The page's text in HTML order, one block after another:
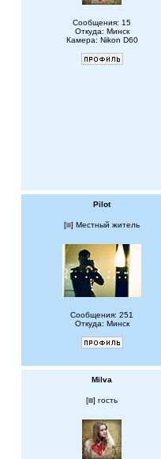
Сообщения: 15
Откуда: Минск
Камера: Nikon D60
Pilot
[ ] Местный житель
Сообщения: 251
Откуда: Минск
Milva
[ ] гость